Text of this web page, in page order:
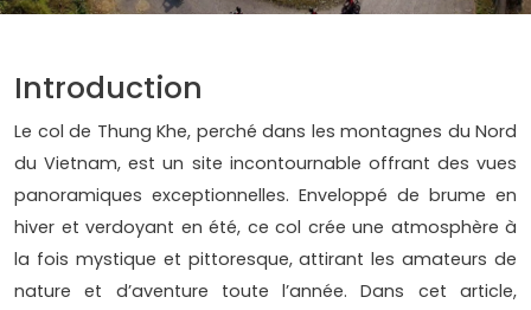
Introduction
Le col de Thung Khe, perché dans les montagnes du Nord
du Vietnam, est un site incontournable offrant des vues
panoramiques exceptionnelles. Enveloppé de brume en
hiver et verdoyant en été, ce col crée une atmosphère à
la fois mystique et pittoresque, attirant les amateurs de
nature et d’aventure toute l’année. Dans cet article,